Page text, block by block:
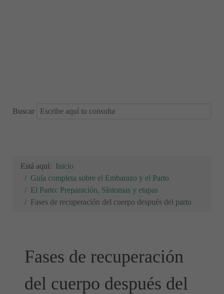
Buscar
Está aquí: Inicio
Guía completa sobre el Embarazo y el Parto
El Parto: Preparación, Síntomas y etapas
Fases de recuperación del cuerpo después del parto
Fases de recuperación
del cuerpo después del